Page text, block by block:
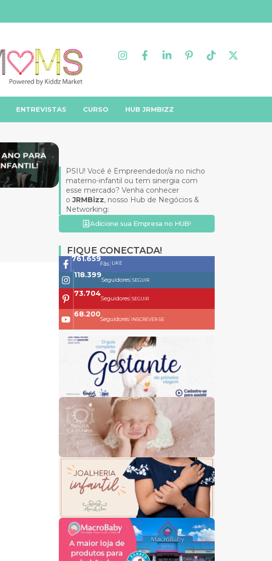
ENTREVISTAS CURSO HUB JRMBIZZ
PSIU! Você é Empreendedor/a no nicho
materno-infantil ou tem sinergia com
esse mercado? Venha conhecer
oJRMBizz, nosso Hub de Negócios &
Networking:
Adicione sua Empresa no HUB!
FIQUE CONECTADA!
761.659
Fãs LIKE
118.399
Seguidores| SEGUIR
73.704
Seguidores| SEGUIR
68.200
Seguidores| INSCREVER-SE